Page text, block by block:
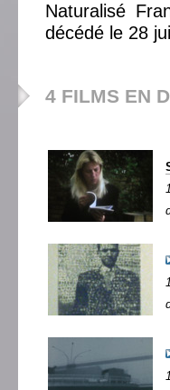
Naturalisé
décédé le 28
4 FILMS EN